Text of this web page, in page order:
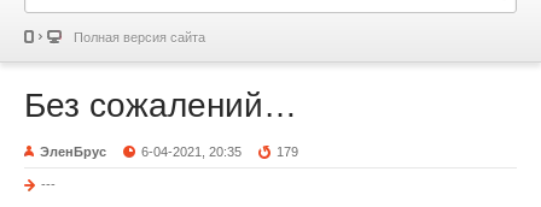
Полная версия сайта
Без сожалений…
ЭленБрус 6-04-2021, 20:35 179
---